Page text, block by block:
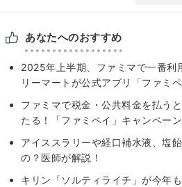
あなたへのおすすめ
2025年上半期、ファミマで一番利
リーマートが公式アプリ「ファミ
ファミマで税金・公共料金を払う
たる！「ファミペイ」キャンペー
アイススラリーや経口補水液、塩
の？医師が解説！
キリン「ソルティライチ」が今